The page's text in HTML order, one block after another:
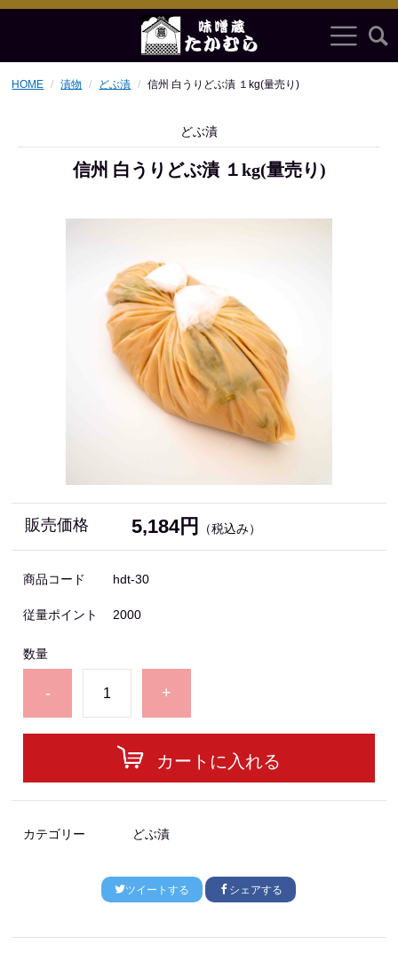
HOME 漬物 どぶ漬 信州 白うりどぶ漬 １kg(量売り)
どぶ漬
信州 白うりどぶ漬 １kg(量売り)
販売価格 5,184円 （税込み）
商品コード hdt-30
従量ポイント 2000
数量
- +
カートに入れる
カテゴリー どぶ漬
ツイートする シェアする